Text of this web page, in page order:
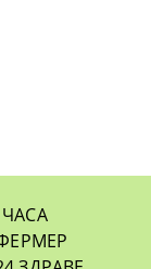
ЧАСА